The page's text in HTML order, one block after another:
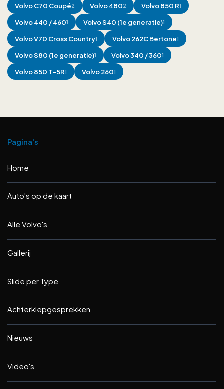
VolvoC70 Coupé2 Volvo4802 Volvo850 R1
Volvo440 / 4601 VolvoS40 (1e generatie)1
VolvoV70 Cross Country1 Volvo262C Bertone1
VolvoS80 (1e generatie)1 Volvo340 / 3601
Volvo850 T-5R1 Volvo2601
Pagina's
Home
Auto's op de kaart
Alle Volvo's
Gallerij
Slide per Type
Achterklepgesprekken
Nieuws
Video's